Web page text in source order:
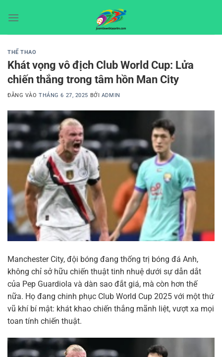
qua
THỂ THAO
Khát vọng vô địch Club World Cup: Lửa
chiến thắng trong tâm hồn Man City
ĐĂNG VÀOTHÁNG 6 27, 2025 BỞI ADMIN
Manchester City, đội bóng đang thống trị bóng đá Anh,
không chỉ sở hữu chiến thuật tinh nhuệ dưới sự dẫn dắt
của Pep Guardiola và dàn sao đắt giá, mà còn hơn thế
nữa. Họ đang chinh phục Club World Cup 2025 với một thứ
vũ khí bí mật: khát khao chiến thắng mãnh liệt, vượt xa mọi
toan tính chiến thuật.